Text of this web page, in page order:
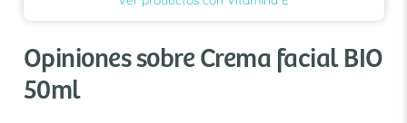
Opiniones sobre Crema facial BIO
50ml